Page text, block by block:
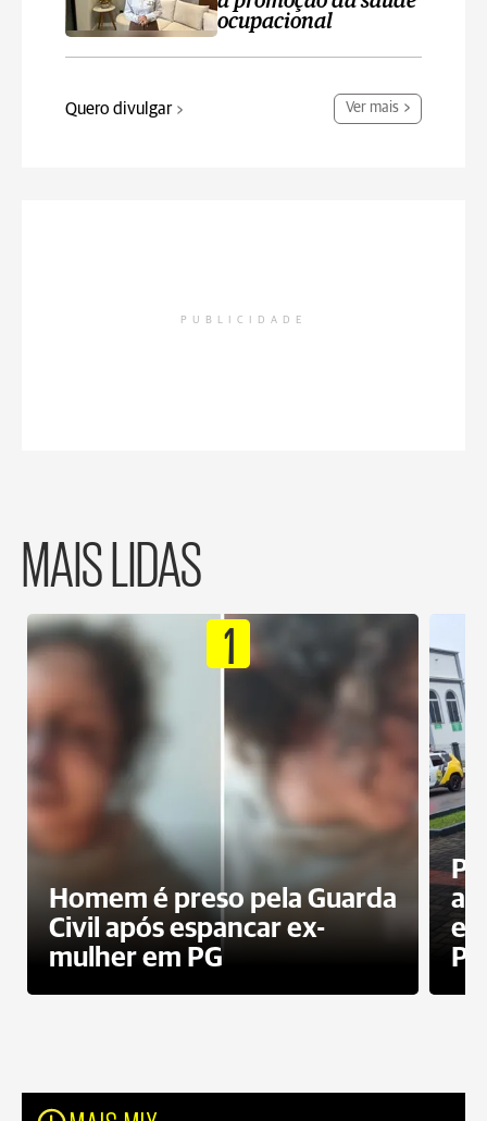
ocupacional
Quero divulgar Ver mais
PUBLICIDADE
MAIS LIDAS
1
Homem é preso pela Guarda
Civil após espancar ex-
mulher em PG